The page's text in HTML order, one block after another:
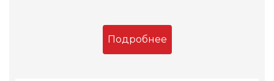
Подробнее